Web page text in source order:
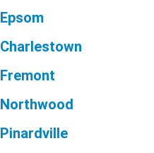
Epsom
Charlestown
Fremont
Northwood
Pinardville